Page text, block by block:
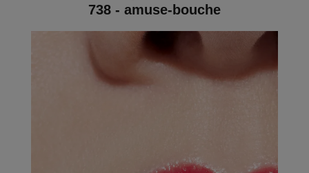
738 - amuse-bouche